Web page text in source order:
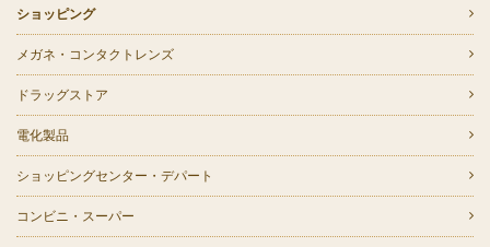
ショッピング
メガネ・コンタクトレンズ
ドラッグストア
電化製品
ショッピングセンター・デパート
コンビニ・スーパー